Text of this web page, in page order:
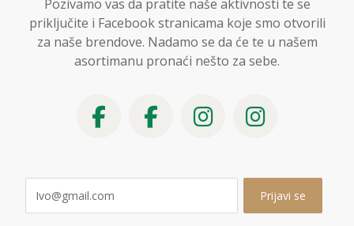
Pozivamo vas da pratite naše aktivnosti te se
priključite i Facebook stranicama koje smo otvorili
za naše brendove. Nadamo se da će te u našem
asortimanu pronaći nešto za sebe.